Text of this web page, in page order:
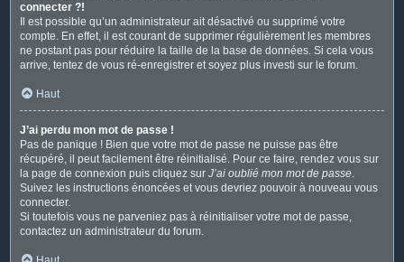
connecter ?!
Il est possible qu’un administrateur ait désactivé ou supprimé votre
compte. En effet, il est courant de supprimer régulièrement les membres
ne postant pas pour réduire la taille de la base de données. Si cela vous
arrive, tentez de vous ré-enregistrer et soyez plus investi sur le forum.
Haut
J’ai perdu mon mot de passe !
Pas de panique ! Bien que votre mot de passe ne puisse pas être
récupéré, il peut facilement être réinitialisé. Pour ce faire, rendez vous sur
la page de connexion puis cliquez sur J’ai oublié mon mot de passe.
Suivez les instructions énoncées et vous devriez pouvoir à nouveau vous
connecter.
Si toutefois vous ne parveniez pas à réinitialiser votre mot de passe,
contactez un administrateur du forum.